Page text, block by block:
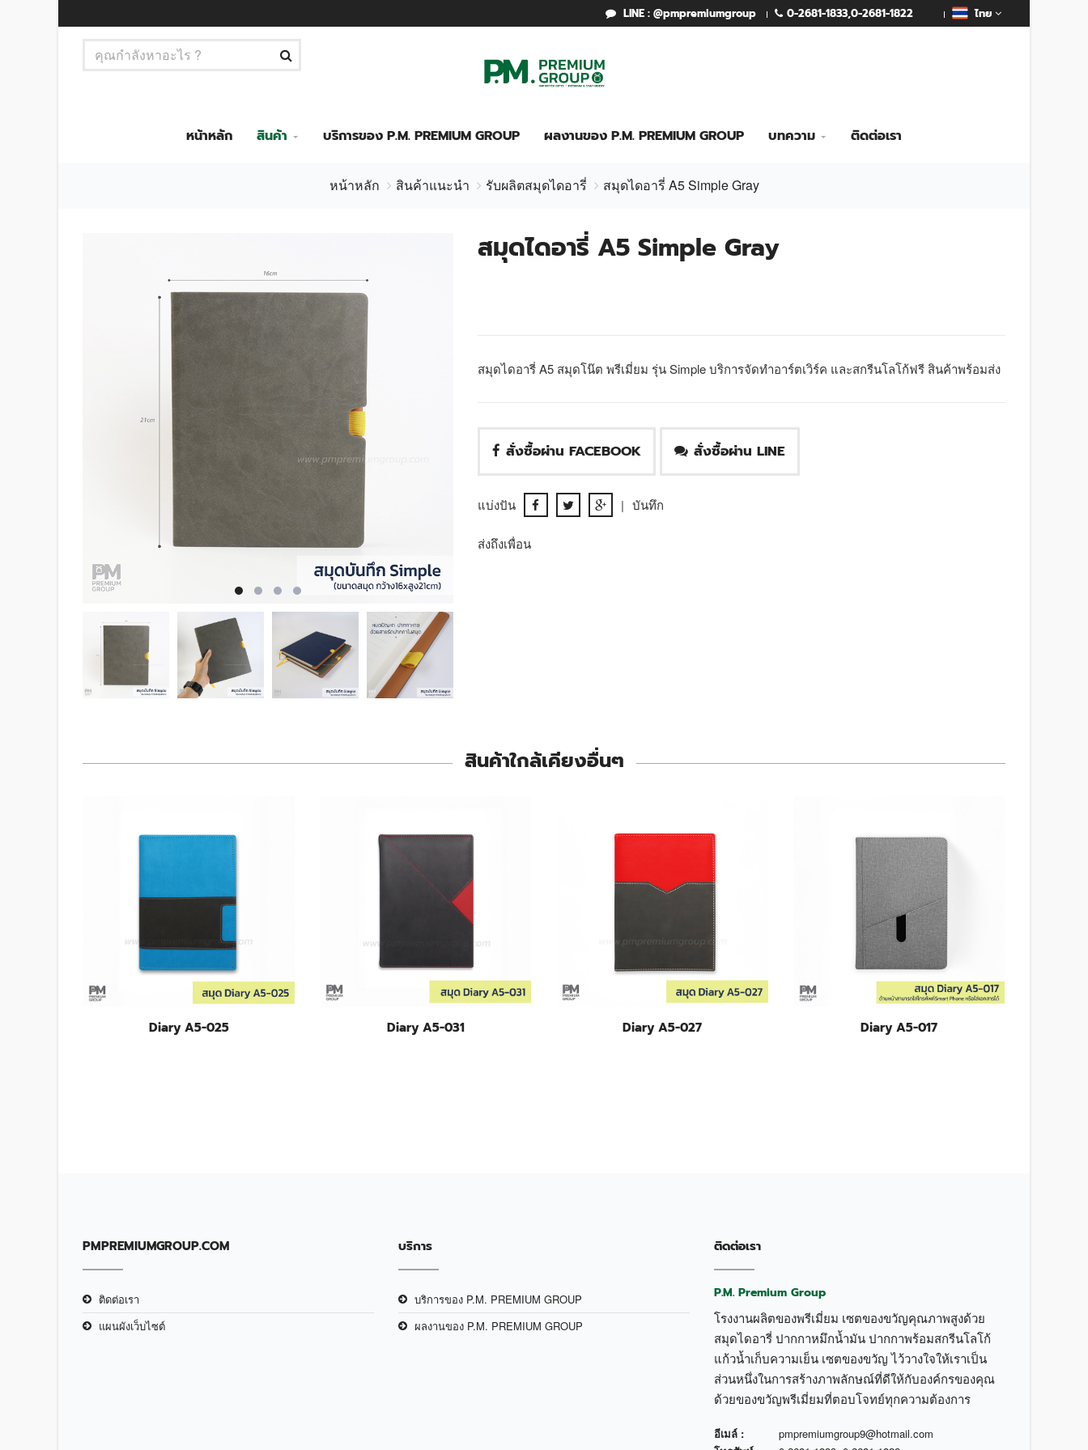
LINE : @pmpremiumgroup 0-2681-1833,0-2681-1822 ไทย
หน้าหลัก สินค้า บริการของ P.M. PREMIUM GROUP ผลงานของ P.M. PREMIUM GROUP บทความ ติดต่อเรา
หน้าหลัก สินค้าแนะนำ รับผลิตสมุดไดอารี่ สมุดไดอารี่ A5 Simple Gray
สมุดไดอารี่ A5 Simple Gray
สมุดไดอารี่ A5 สมุดโน๊ต พรีเมี่ยม รุ่น Simple บริการจัดทำอาร์ตเวิร์ค และสกรีนโลโก้ฟรี สินค้าพร้อมส่ง
สั่งซื้อผ่าน FACEBOOK สั่งซื้อผ่าน LINE
แบ่งปัน | บันทึก
ส่งถึงเพื่อน
สินค้าใกล้เคียงอื่นๆ
Diary A5-025 Diary A5-031 Diary A5-027 Diary A5-017
PMPREMIUMGROUP.COM
ติดต่อเรา
แผนผังเว็บไซต์
บริการ
บริการของ P.M. PREMIUM GROUP
ผลงานของ P.M. PREMIUM GROUP
ติดต่อเรา
P.M. Premium Group
โรงงานผลิตของพรีเมี่ยม เซตของขวัญคุณภาพสูงด้วย
สมุดไดอารี่ ปากกาหมึกน้ำมัน ปากกาพร้อมสกรีนโลโก้
แก้วน้ำเก็บความเย็น เซตของขวัญ ไว้วางใจให้เราเป็น
ส่วนหนึ่งในการสร้างภาพลักษณ์ที่ดีให้กับองค์กรของคุณ
ด้วยของขวัญพรีเมี่ยมที่ตอบโจทย์ทุกความต้องการ
อีเมล์ :
pmpremiumgroup9@hotmail.com